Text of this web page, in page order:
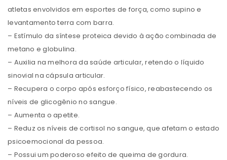
atletas envolvidos em esportes de força, como supino e
levantamento terra com barra.
– Estímulo da síntese proteica devido à ação combinada de
metano e globulina.
– Auxilia na melhora da saúde articular, retendo o líquido
sinovial na cápsula articular.
– Recupera o corpo após esforço físico, reabastecendo os
níveis de glicogênio no sangue.
– Aumenta o apetite.
– Reduz os níveis de cortisol no sangue, que afetam o estado
psicoemocional da pessoa.
– Possui um poderoso efeito de queima de gordura.